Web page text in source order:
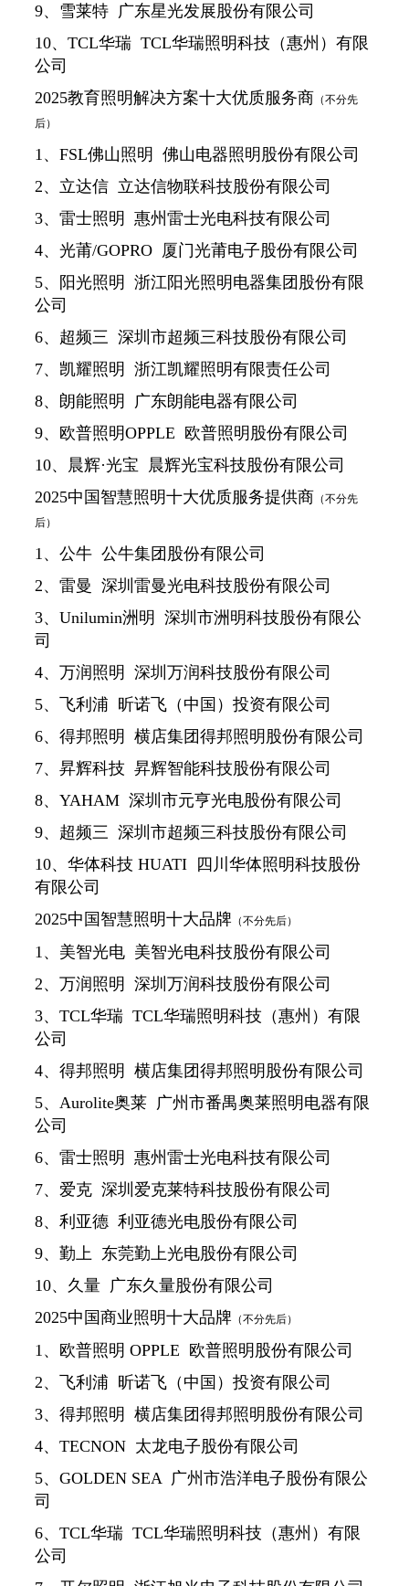
9、雪莱特 广东星光发展股份有限公司
10、TCL华瑞 TCL华瑞照明科技（惠州）有限
公司
2025教育照明解决方案十大优质服务商 （不分先
后）
1、FSL佛山照明 佛山电器照明股份有限公司
2、立达信 立达信物联科技股份有限公司
3、雷士照明 惠州雷士光电科技有限公司
4、光莆/GOPRO 厦门光莆电子股份有限公司
5、阳光照明 浙江阳光照明电器集团股份有限
公司
6、超频三 深圳市超频三科技股份有限公司
7、凯耀照明 浙江凯耀照明有限责任公司
8、朗能照明 广东朗能电器有限公司
9、欧普照明OPPLE 欧普照明股份有限公司
10、晨辉·光宝 晨辉光宝科技股份有限公司
2025中国智慧照明十大优质服务提供商 （不分先
后）
1、公牛 公牛集团股份有限公司
2、雷曼 深圳雷曼光电科技股份有限公司
3、Unilumin洲明 深圳市洲明科技股份有限公
司
4、万润照明 深圳万润科技股份有限公司
5、飞利浦 昕诺飞（中国）投资有限公司
6、得邦照明 横店集团得邦照明股份有限公司
7、昇辉科技 昇辉智能科技股份有限公司
8、YAHAM 深圳市元亨光电股份有限公司
9、超频三 深圳市超频三科技股份有限公司
10、华体科技 HUATI 四川华体照明科技股份
有限公司
2025中国智慧照明十大品牌 （不分先后）
1、美智光电 美智光电科技股份有限公司
2、万润照明 深圳万润科技股份有限公司
3、TCL华瑞 TCL华瑞照明科技（惠州）有限
公司
4、得邦照明 横店集团得邦照明股份有限公司
5、Aurolite奥莱 广州市番禺奥莱照明电器有限
公司
6、雷士照明 惠州雷士光电科技有限公司
7、爱克 深圳爱克莱特科技股份有限公司
8、利亚德 利亚德光电股份有限公司
9、勤上 东莞勤上光电股份有限公司
10、久量 广东久量股份有限公司
2025中国商业照明十大品牌 （不分先后）
1、欧普照明 OPPLE 欧普照明股份有限公司
2、飞利浦 昕诺飞（中国）投资有限公司
3、得邦照明 横店集团得邦照明股份有限公司
4、TECNON 太龙电子股份有限公司
5、GOLDEN SEA 广州市浩洋电子股份有限公
司
6、TCL华瑞 TCL华瑞照明科技（惠州）有限
公司